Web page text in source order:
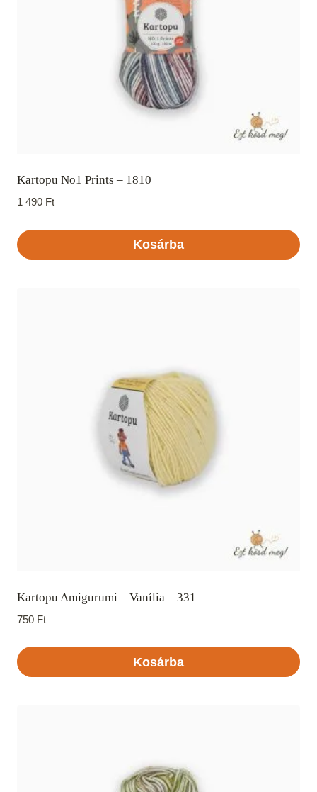
Kartopu No1 Prints – 1810
1 490 Ft
Kosárba
Kartopu Amigurumi – Vanília – 331
750 Ft
Kosárba